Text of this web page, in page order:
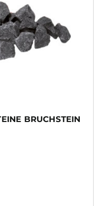
BRUCHSTEIN